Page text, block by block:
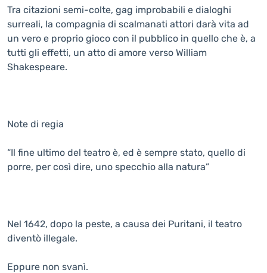
Tra citazioni semi-colte, gag improbabili e dialoghi
surreali, la compagnia di scalmanati attori darà vita ad
un vero e proprio gioco con il pubblico in quello che è, a
tutti gli effetti, un atto di amore verso William
Shakespeare.
Note di regia
“Il fine ultimo del teatro è, ed è sempre stato, quello di
porre, per così dire, uno specchio alla natura”
Nel 1642, dopo la peste, a causa dei Puritani, il teatro
diventò illegale.
Eppure non svanì.